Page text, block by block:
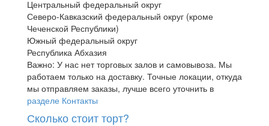
Центральный федеральный округ
Северо-Кавказский федеральный округ (кроме
Чеченской Республики)
Южный федеральный округ
Республика Абхазия
Важно: У нас нет торговых залов и самовывоза. Мы
работаем только на доставку. Точные локации, откуда
мы отправляем заказы, лучше всего уточнить в
разделе Контакты
Сколько стоит торт?